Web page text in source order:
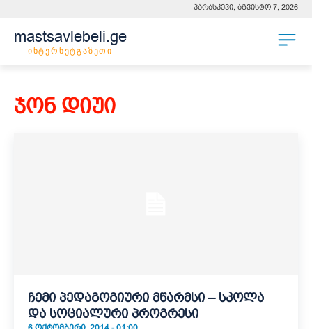
პარასკევი, აგვისტო 7, 2026
mastsavlebeli.ge
ინტერნეტგაზეთი
ჯონ დიუი
ჩემი პედაგოგიური მწარმსი – სკოლა
და სოციალური პროგრესი